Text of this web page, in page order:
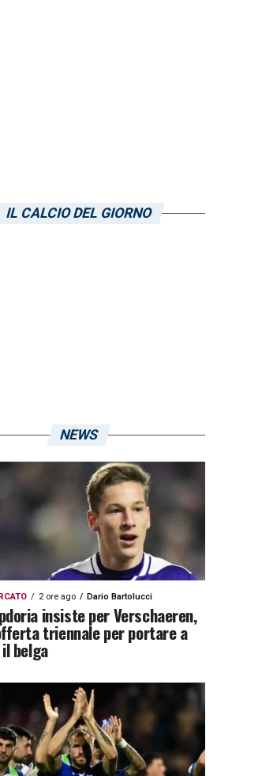
IL CALCIO DEL GIORNO
NEWS
2 ore ago Dario Bartolucci
insiste per Verschaeren,
triennale per portare a
belga